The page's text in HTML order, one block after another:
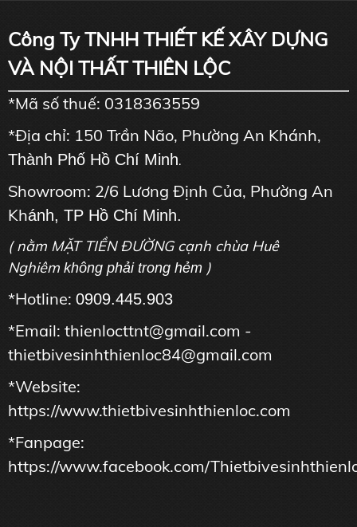
Công Ty TNHH THIẾT KẾ XÂY DỰNG
VÀ NỘI THẤT THIÊN LỘC
*Mã số thuế: 0318363559
*Địa chỉ: 150 Trần Não, Phường An Khánh,
Thành Phố Hồ Chí Minh.
Showroom: 2/6 Lương Định Của, Phường An
Khánh, TP Hồ Chí Minh.
( nằm MẶT TIỀN ĐƯỜNG cạnh chùa Huê
Nghiêm không phải trong hẻm )
*Hotline: 0909.445.903
*Email: thienlocttnt@gmail.com -
thietbivesinhthienloc84@gmail.com
*Website:
https://www.thietbivesinhthienloc.com
*Fanpage:
https://www.facebook.com/